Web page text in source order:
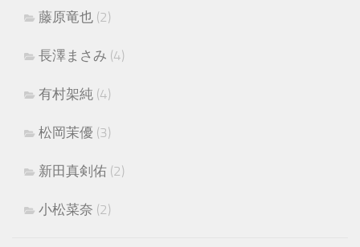
藤原竜也 (2)
長澤まさみ (4)
有村架純 (4)
松岡茉優 (3)
新田真剣佑 (2)
小松菜奈 (2)